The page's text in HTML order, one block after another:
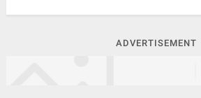
ADVERTISEMENT